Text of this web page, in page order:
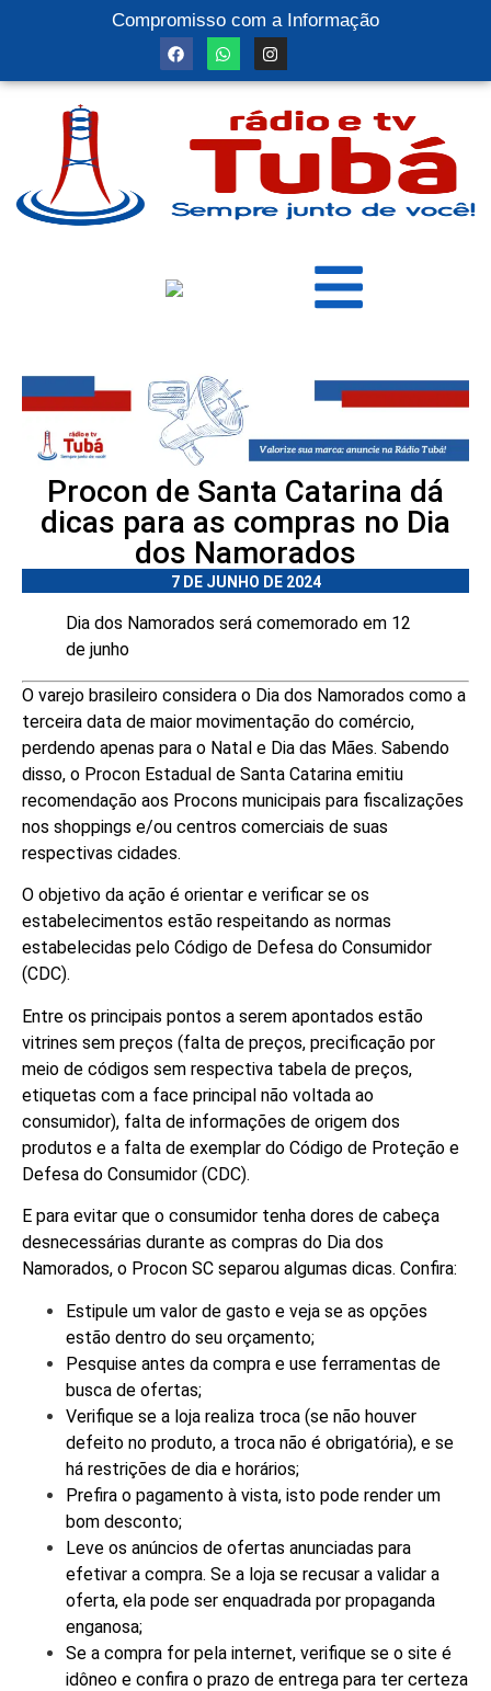
Compromisso com a Informação
Procon de Santa Catarina dá
dicas para as compras no Dia
dos Namorados
7 DE JUNHO DE 2024
Dia dos Namorados será comemorado em 12
de junho
O varejo brasileiro considera o Dia dos Namorados como a
terceira data de maior movimentação do comércio,
perdendo apenas para o Natal e Dia das Mães. Sabendo
disso, o Procon Estadual de Santa Catarina emitiu
recomendação aos Procons municipais para fiscalizações
nos shoppings e/ou centros comerciais de suas
respectivas cidades.
O objetivo da ação é orientar e verificar se os
estabelecimentos estão respeitando as normas
estabelecidas pelo Código de Defesa do Consumidor
(CDC).
Entre os principais pontos a serem apontados estão
vitrines sem preços (falta de preços, precificação por
meio de códigos sem respectiva tabela de preços,
etiquetas com a face principal não voltada ao
consumidor), falta de informações de origem dos
produtos e a falta de exemplar do Código de Proteção e
Defesa do Consumidor (CDC).
E para evitar que o consumidor tenha dores de cabeça
desnecessárias durante as compras do Dia dos
Namorados, o Procon SC separou algumas dicas. Confira:
Estipule um valor de gasto e veja se as opções
estão dentro do seu orçamento;
Pesquise antes da compra e use ferramentas de
busca de ofertas;
Verifique se a loja realiza troca (se não houver
defeito no produto, a troca não é obrigatória), e se
há restrições de dia e horários;
Prefira o pagamento à vista, isto pode render um
bom desconto;
Leve os anúncios de ofertas anunciadas para
efetivar a compra. Se a loja se recusar a validar a
oferta, ela pode ser enquadrada por propaganda
enganosa;
Se a compra for pela internet, verifique se o site é
idôneo e confira o prazo de entrega para ter certeza